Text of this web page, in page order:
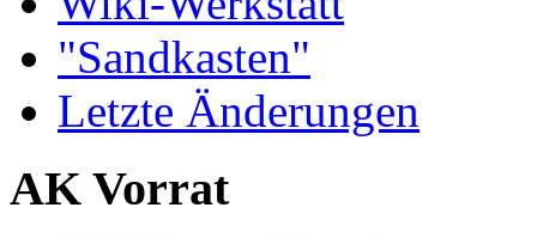
"Sandkasten"
Letzte Änderungen
AK Vorrat